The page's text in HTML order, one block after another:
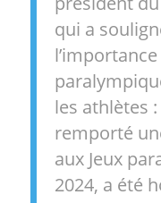
qui a
les athlètes :
remporté
aux Jeux
2024, a été